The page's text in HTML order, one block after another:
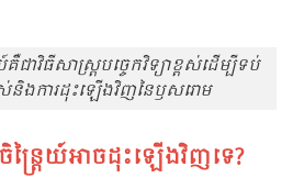
ជាវិធីសាស្ត្របច្ចេកវិទ្យាខ្ពស់ដើម្បីទប់
និងការដុះឡើងវិញនៃឫសរោម
ន្ត្រៃយ៍អាច​ដុះឡើងវិញទេ?